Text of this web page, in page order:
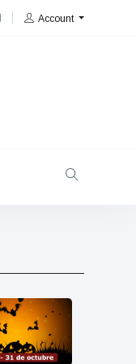
Account